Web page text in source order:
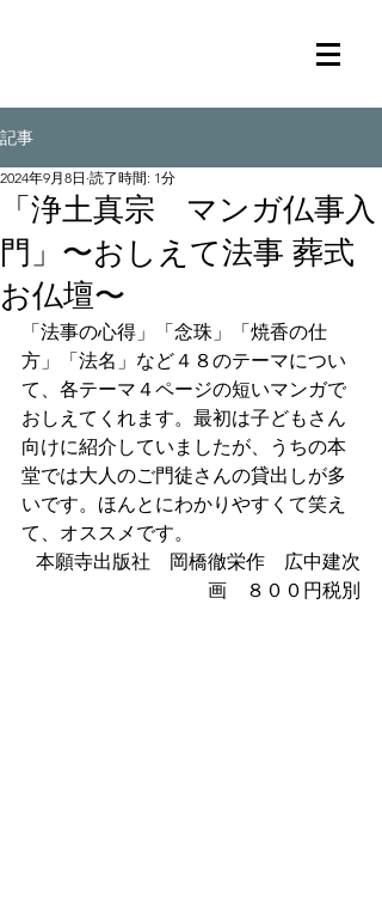
記事
「浄土真宗 マンガ仏事入
門」〜おしえて法事 葬式
お仏壇〜
2024年9月8日 読了時間: 1分
「法事の心得」「念珠」「焼香の仕
方」「法名」など４８のテーマについ
て、各テーマ４ページの短いマンガで
おしえてくれます。最初は子どもさん
向けに紹介していましたが、うちの本
堂では大人のご門徒さんの貸出しが多
いです。ほんとにわかりやすくて笑え
て、オススメです。
本願寺出版社　岡橋徹栄作　広中建次
画　８００円税別